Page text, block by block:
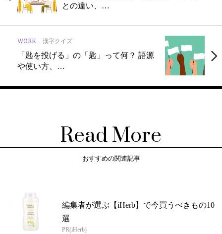
との違い、…
WORK 漢字クイズ
「匙を投げる」の「匙」って何？ 語源
や使い方、…
Read More
おすすめの関連記事
編集者が選ぶ【iHerb】で今買うべきもの10
選
PR(iHerb)